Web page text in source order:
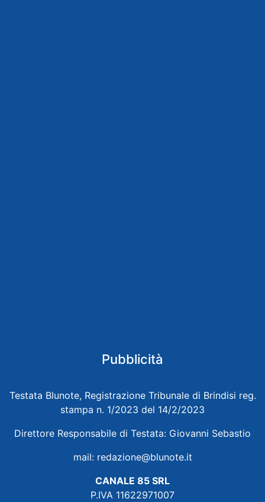
Pubblicità
Testata Blunote, Registrazione Tribunale di Brindisi reg.
stampa n. 1/2023 del 14/2/2023
Direttore Responsabile di Testata: Giovanni Sebastio
mail: redazione@blunote.it
CANALE 85 SRL
P.IVA 11622971007